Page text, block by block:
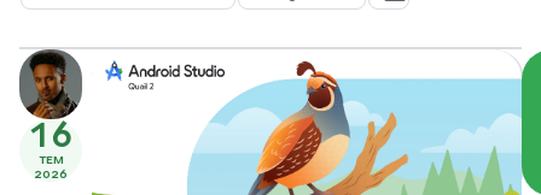
dağıttığınız yapay zeka aracılarını güçlendirecek
özelliklerle ajan tabanlı yapay zeka dönemine
uygun olarak geliştirildi.
16
TEM
2026